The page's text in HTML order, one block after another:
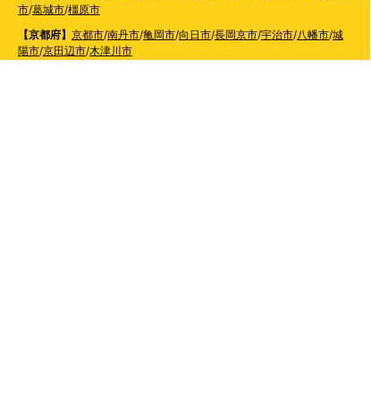
市/葛城市/橿原市
【京都府】 京都市/南丹市/亀岡市/向日市/長岡京市/宇治市/八幡市/城
陽市/京田辺市/木津川市